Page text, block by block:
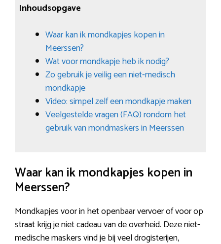
Inhoudsopgave
Waar kan ik mondkapjes kopen in
Meerssen?
Wat voor mondkapje heb ik nodig?
Zo gebruik je veilig een niet-medisch
mondkapje
Video: simpel zelf een mondkapje maken
Veelgestelde vragen (FAQ) rondom het
gebruik van mondmaskers in Meerssen
Waar kan ik mondkapjes kopen in
Meerssen?
Mondkapjes voor in het openbaar vervoer of voor op
straat krijg je niet cadeau van de overheid. Deze niet-
medische maskers vind je bij veel drogisterijen,